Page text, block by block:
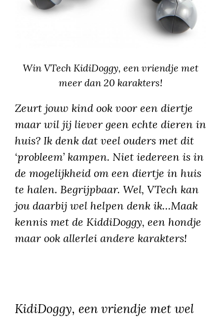
Win VTech KidiDoggy, een vriendje met
meer dan 20 karakters!
Zeurt jouw kind ook voor een diertje
maar wil jij liever geen echte dieren in
huis? Ik denk dat veel ouders met dit
‘probleem’ kampen. Niet iedereen is in
de mogelijkheid om een diertje in huis
te halen. Begrijpbaar. Wel, VTech kan
jou daarbij wel helpen denk ik…Maak
kennis met de KiddiDoggy, een hondje
maar ook allerlei andere karakters!
KidiDoggy, een vriendje met wel